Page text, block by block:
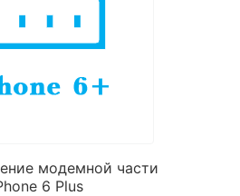
модемной части
6 Plus